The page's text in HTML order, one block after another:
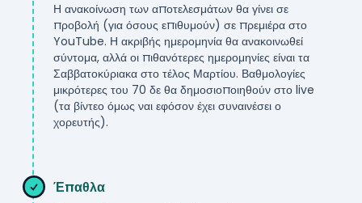
Η ανακοίνωση των αποτελεσμάτων θα γίνει σε
προβολή (για όσους επιθυμούν) σε πρεμιέρα στο
YouTube. Η ακριβής ημερομηνία θα ανακοινωθεί
σύντομα, αλλά οι πιθανότερες ημερομηνίες είναι τα
Σαββατοκύριακα στο τέλος Μαρτίου. Βαθμολογίες
μικρότερες του 70 δε θα δημοσιοποιηθούν στο live
(τα βίντεο όμως ναι εφόσον έχει συναινέσει ο
χορευτής).
Έπαθλα